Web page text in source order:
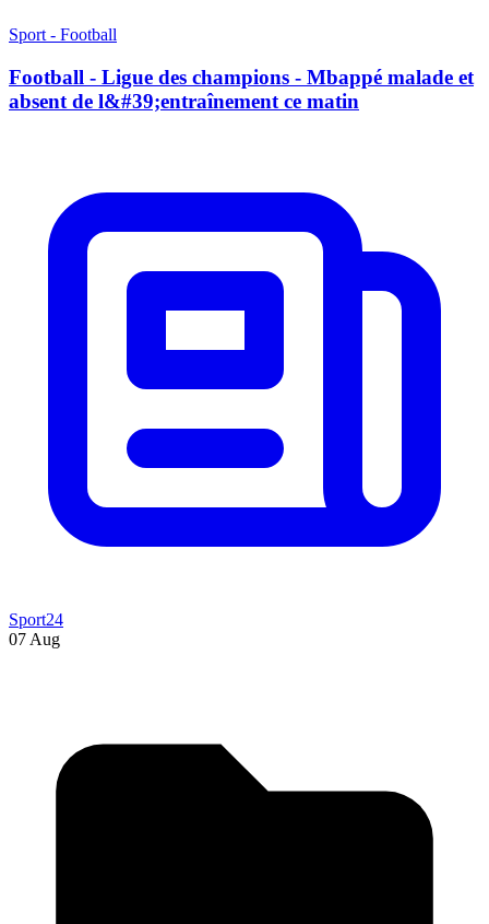
Sport - Football
Football - Ligue des champions - Mbappé malade et
absent de l&#39;entraînement ce matin
Sport24
07 Aug